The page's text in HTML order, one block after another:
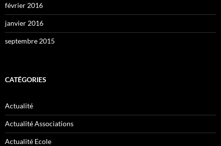
février 2016
janvier 2016
septembre 2015
CATÉGORIES
Actualité
Actualité Associations
Actualité Ecole